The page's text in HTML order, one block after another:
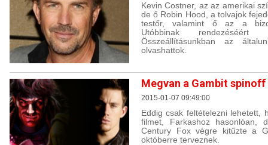
Kevin Costner, az az amerikai
de ő Robin Hood, a tolvajok
testőr, valamint ő az a
Utóbbinak
Összeállításunkban az
olvashattok.
Megvan a Gambit
2015-01-07 09:49:00
Eddig csak feltételezni lehetett,
filmet, Farkashoz hasonlóan,
Century Fox végre kitűzte a
októberre terveznek.